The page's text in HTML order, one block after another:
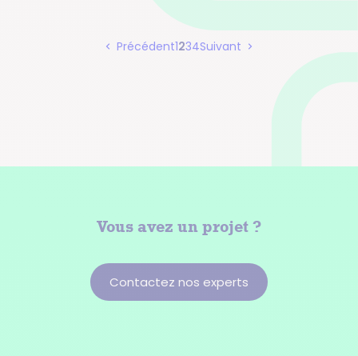
PrécédentPage
1Page
2Page
3Page
4Suivant
Vous avez un projet ?
Contactez nos experts